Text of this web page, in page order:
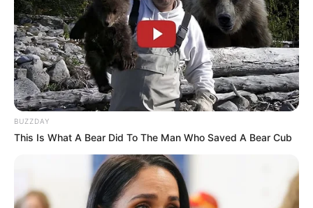
BUZZDAY
This Is What A Bear Did To The Man Who Saved A Bear Cub